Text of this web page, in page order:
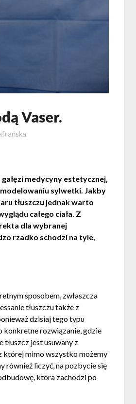
Vaser.
medycyny estetycznej,
sylwetki. Jakby
tłuszczu jednak warto
całego ciała. Z
dla wybranej
rzadko schodzi na tyle,
sposobem, zwłaszcza
tłuszczu także z
dzisiaj tego typu
konkretne rozwiązanie, gdzie
tłuszcz jest usuwany z
której mimo wszystko możemy
również liczyć, na pozbycie się
która zachodzi po